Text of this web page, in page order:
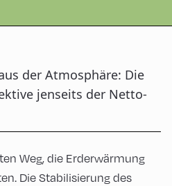
der Atmosphäre: Die
jenseits der Netto-
Weg, die Erderwärmung
Die Stabilisierung des